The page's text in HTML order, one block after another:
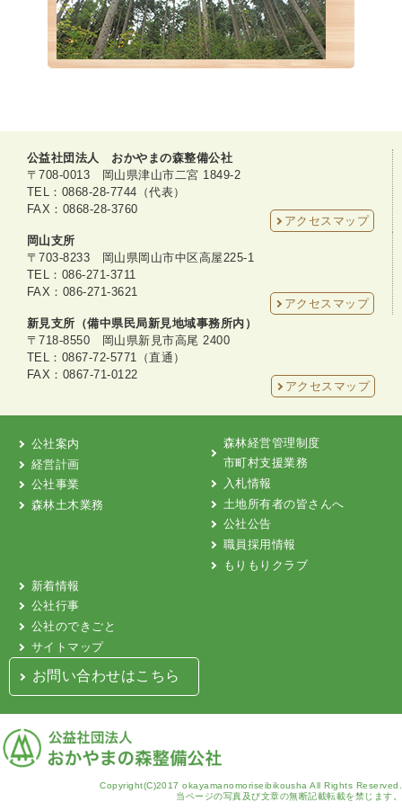
公益社団法人 おかやまの森整備公社
〒708-0013 岡山県津山市二宮 1849-2
TEL：0868-28-7744（代表）
FAX：0868-28-3760
アクセスマップ
岡山支所
〒703-8233 岡山県岡山市中区高屋225-1
TEL：086-271-3711
FAX：086-271-3621
アクセスマップ
新見支所（備中県民局新見地域事務所内）
〒718-8550 岡山県新見市高尾 2400
TEL：0867-72-5771（直通）
FAX：0867-71-0122
アクセスマップ
公社案内
経営計画
公社事業
森林土木業務
森林経営管理制度
市町村支援業務
入札情報
土地所有者の皆さんへ
公社公告
職員採用情報
もりもりクラブ
新着情報
公社行事
公社のできごと
サイトマップ
お問い合わせはこちら
Copyright(C)2017 okayamanomoriseibikousha All Rights Reserved.
当ページの写真及び文章の無断記載転載を禁じます。